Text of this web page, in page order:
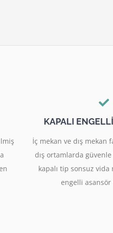
KAPALI
İç mekan ve dış mekan
dış ortamlarda
kapalı tip sonsuz
engelli